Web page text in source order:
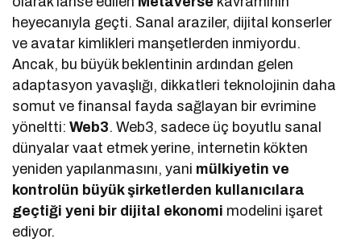
heyecanıyla geçti. Sanal araziler, dijital konserler
ve avatar kimlikleri manşetlerden inmiyordu.
Ancak, bu büyük beklentinin ardından gelen
adaptasyon yavaşlığı, dikkatleri teknolojinin daha
somut ve finansal fayda sağlayan bir evrimine
yöneltti:Web3. Web3, sadece üç boyutlu sanal
dünyalar vaat etmek yerine, internetin kökten
yeniden yapılanmasını, yani mülkiyetin ve
kontrolün büyük şirketlerden kullanıcılara
geçtiği yeni bir dijital ekonomi modelini işaret
ediyor.